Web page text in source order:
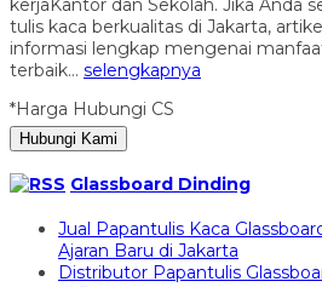
tulis kaca berkualitas di Jakarta,
informasi lengkap mengenai
terbaik… selengkapnya
*Harga Hubungi CS
Hubungi Kami
Glassboard Dinding
Jual Papantulis Kaca
Ajaran Baru di Jakarta
Distributor Papantulis